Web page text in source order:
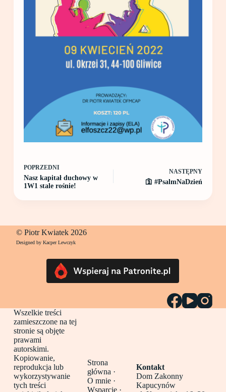
POPRZEDNI
Nasz kapitał duchowy w
1W1 stale rośnie!
NASTĘPNY
🛐 #PsalmNaDzień
© Piotr Kwiatek 2026
Designed by Kacper Lewczyk
Wszelkie treści
zamieszczone na tej
stronie są objęte
prawami
autorskimi.
Kopiowanie,
reprodukcja lub
wykorzystywanie
tych treści
Strona
główna ·
O mnie ·
Wsparcie ·
Kontakt
Dom Zakonny
Kapucynów